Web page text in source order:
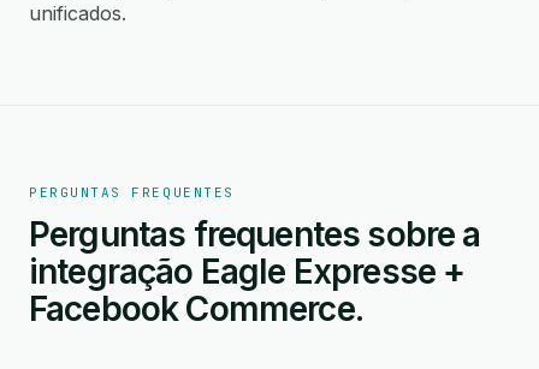
unificados.
PERGUNTAS FREQUENTES
Perguntas frequentes sobre a
integração Eagle Expresse +
Facebook Commerce.